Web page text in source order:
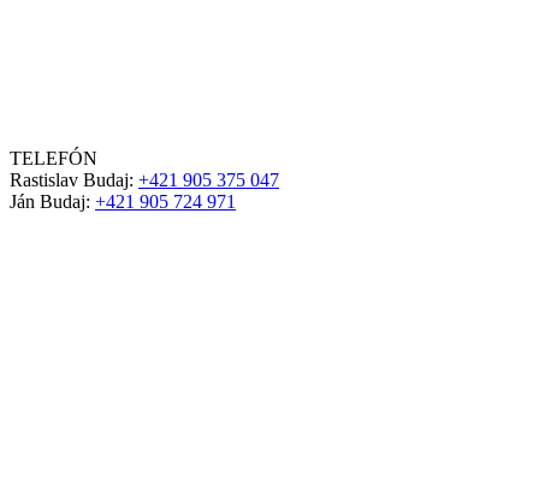
TELEFÓN
Rastislav Budaj: +421 905 375 047
Ján Budaj: +421 905 724 971